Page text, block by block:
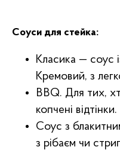
Соуси для стейка:
Класика — соус
Кремовий, з
BBQ. Для тих,
копчені відтінки.
Соус з
з рібаєм чи